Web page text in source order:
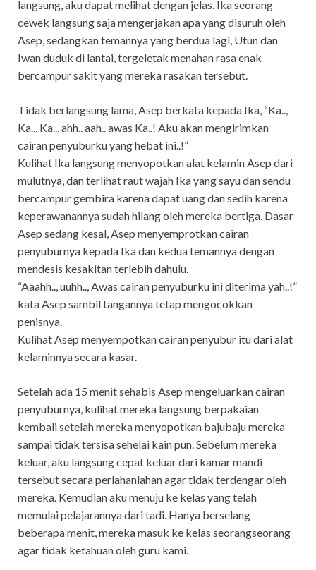
langsung, aku dapat melihat dengan jelas. Ika seorang
cewek langsung saja mengerjakan apa yang disuruh oleh
Asep, sedangkan temannya yang berdua lagi, Utun dan
Iwan duduk di lantai, tergeletak menahan rasa enak
bercampur sakit yang mereka rasakan tersebut.
Tidak berlangsung lama, Asep berkata kepada Ika, “Ka..,
Ka.., Ka.., ahh.. aah.. awas Ka..! Aku akan mengirimkan
cairan penyuburku yang hebat ini..!”
Kulihat Ika langsung menyopotkan alat kelamin Asep dari
mulutnya, dan terlihat raut wajah Ika yang sayu dan sendu
bercampur gembira karena dapat uang dan sedih karena
keperawanannya sudah hilang oleh mereka bertiga. Dasar
Asep sedang kesal, Asep menyemprotkan cairan
penyuburnya kepada Ika dan kedua temannya dengan
mendesis kesakitan terlebih dahulu.
“Aaahh.., uuhh.., Awas cairan penyuburku ini diterima yah..!”
kata Asep sambil tangannya tetap mengocokkan
penisnya.
Kulihat Asep menyempotkan cairan penyubur itu dari alat
kelaminnya secara kasar.
Setelah ada 15 menit sehabis Asep mengeluarkan cairan
penyuburnya, kulihat mereka langsung berpakaian
kembali setelah mereka menyopotkan bajubaju mereka
sampai tidak tersisa sehelai kain pun. Sebelum mereka
keluar, aku langsung cepat keluar dari kamar mandi
tersebut secara perlahanlahan agar tidak terdengar oleh
mereka. Kemudian aku menuju ke kelas yang telah
memulai pelajarannya dari tadi. Hanya berselang
beberapa menit, mereka masuk ke kelas seorangseorang
agar tidak ketahuan oleh guru kami.